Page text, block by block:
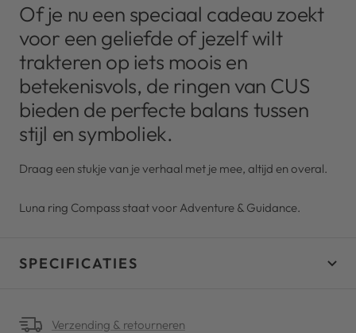
Of je nu een speciaal cadeau zoekt
voor een geliefde of jezelf wilt
trakteren op iets moois en
betekenisvols, de ringen van CUS
bieden de perfecte balans tussen
stijl en symboliek.
Draag een stukje van je verhaal met je mee, altijd en overal.
Luna ring Compass staat voor Adventure & Guidance.
SPECIFICATIES
Verzending & retourneren